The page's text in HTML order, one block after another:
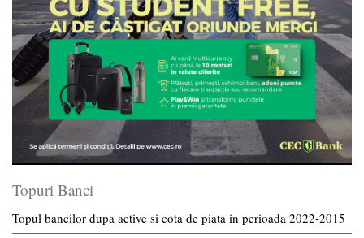
Topuri Banci
Topul bancilor dupa active si cota de piata in perioada 2022-2015